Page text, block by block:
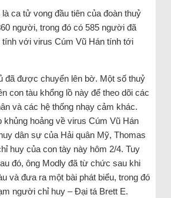
ca tử vong đầu tiên của đoàn thuỷ
người, trong đó có 585 người đã
với virus Cúm Vũ Hán tính tới
đã được chuyển lên bờ. Một số thuỷ
con tàu khổng lồ này để theo dõi các
và các hệ thống nhạy cảm khác.
khủng hoảng về virus Cúm Vũ Hán
dân sự của Hải quân Mỹ, Thomas
huy của con tày này hôm 2/4. Tuy
đó, ông Modly đã từ chức sau khi
và đưa ra một bài phát biểu, trong đó
người chỉ huy – Đại tá Brett E.